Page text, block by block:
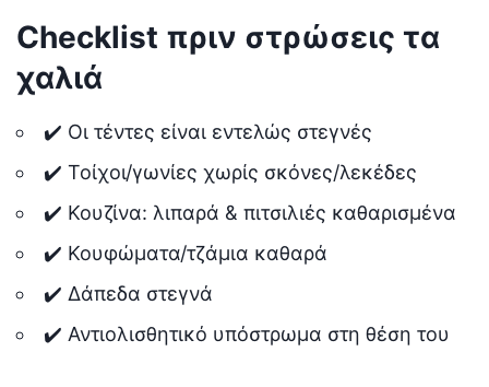
Checklist πριν στρώσεις τα
χαλιά
✔️ Οι τέντες είναι εντελώς στεγνές
✔️ Τοίχοι/γωνίες χωρίς σκόνες/λεκέδες
✔️ Κουζίνα: λιπαρά & πιτσιλιές καθαρισμένα
✔️ Κουφώματα/τζάμια καθαρά
✔️ Δάπεδα στεγνά
✔️ Αντιολισθητικό υπόστρωμα στη θέση του